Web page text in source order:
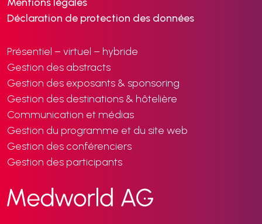
Déclaration de protection des données
Présentiel – virtuel – hybride
Gestion des abstracts
Gestion des exposants & sponsoring
Gestion des destinations & hôtelière
Communication et médias
Gestion du programme et du site web
Gestion des conférenciers
Gestion des participants